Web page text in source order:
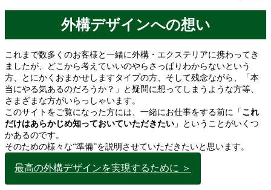
外構デザインへの想い
これまで数多くのお客様と一緒に外構・エクステリアに携わってき
ましたが、どこから考えていいのやらさっぱりわからないという
方、とにかくおまかせしますタイプの方、そして残念ながら、「本
当にやる気あるのだろうか？」と疑問に想ってしまうような方等、
さまざまな方がいらっしゃいます。
このサイトをご覧になった方には、一緒にお仕事をする前に「 これ
だけはあらかじめ知っておいていただきたい 」ということがいくつ
かあるのです。
そのための様々な“準備”を説明させていただきたいと思います。
最高の外構デザインを実現するために ＞